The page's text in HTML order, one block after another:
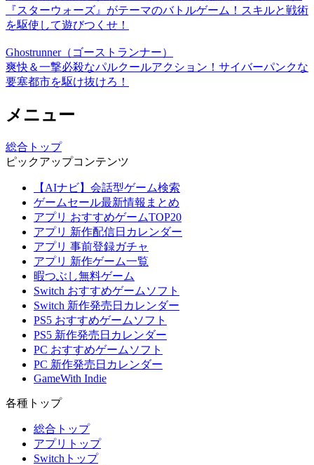
『スターウォーズ』がテーマのバトルゲーム！スキルと戦術
を駆使して遊びつくせ！
Ghostrunner（ゴーストランナー）
爽快＆一撃必殺なパルクールアクション！サイバーパンクな
要塞都市を駆け抜けろ！
メニュー
総合トップ
ピックアップコンテンツ
【AIナビ】会話型ゲーム検索
ゲームセール最新情報まとめ
アプリ おすすめゲームTOP20
アプリ 新作配信日カレンダー
アプリ 事前登録ガチャ
アプリ 新作ゲーム一覧
暇つぶし無料ゲーム
Switch おすすめゲームソフト
Switch 新作発売日カレンダー
PS5 おすすめゲームソフト
PS5 新作発売日カレンダー
PC おすすめゲームソフト
PC 新作発売日カレンダー
GameWith Indie
各種トップ
総合トップ
アプリトップ
Switchトップ